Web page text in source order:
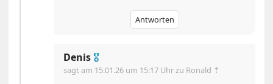
Antworten
Denis 🎖
sagt am 15.01.26 um 15:17 Uhrzu Ronald ⇡